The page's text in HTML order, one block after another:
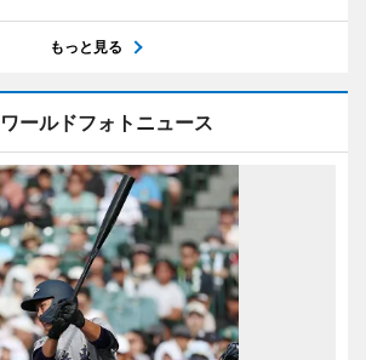
もっと見る
ワールドフォトニュース